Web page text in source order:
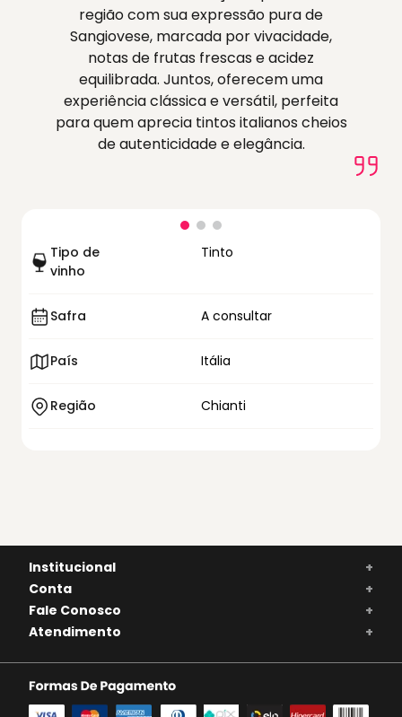
Tipo de
vinho
Tinto
Safra A consultar
País Itália
Região Chianti
região com sua expressão pura de
Sangiovese, marcada por vivacidade,
notas de frutas frescas e acidez
equilibrada. Juntos, oferecem uma
experiência clássica e versátil, perfeita
para quem aprecia tintos italianos cheios
de autenticidade e elegância.
Institucional
+
Conta
+
Fale Conosco
+
Atendimento
+